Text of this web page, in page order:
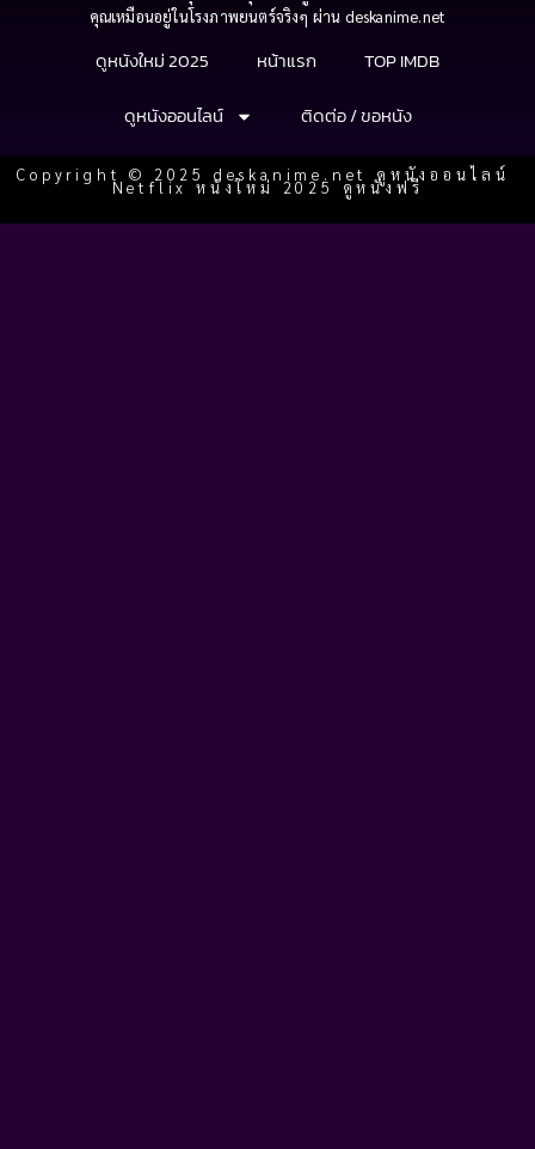
คุณเหมือนอยู่ในโรงภาพยนตร์จริงๆ ผ่าน deskanime.net
ดูหนังใหม่ 2025 หน้าแรก
TOP IMDB
ดูหนังออนไลน์
ติดต่อ / ขอหนัง
Copyright © 2025 deskanime.net ดูหนังออนไลน์
Netflix หนังใหม่ 2025 ดูหนังฟรี